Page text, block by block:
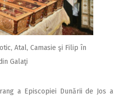
Atal, Camasie şi Filip în
Galaţi
a Episcopiei Dunării de Jos a